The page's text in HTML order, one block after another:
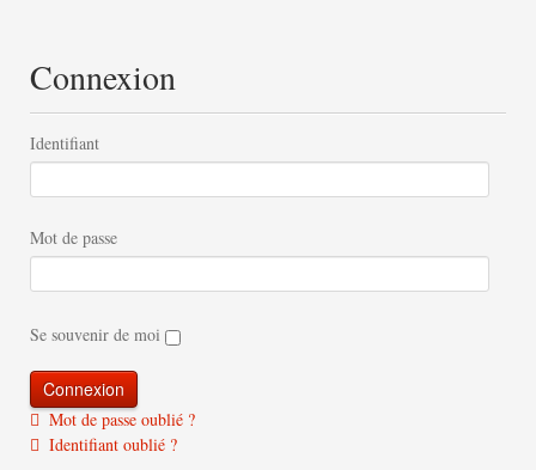
Connexion
Identifiant
Mot de passe
Se souvenir de moi
Mot de passe oublié ?
Identifiant oublié ?